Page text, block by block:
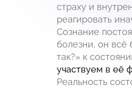
страху и
реагировать
Сознание
болезни, он всё
так?» к
участвуем в её
Реальность